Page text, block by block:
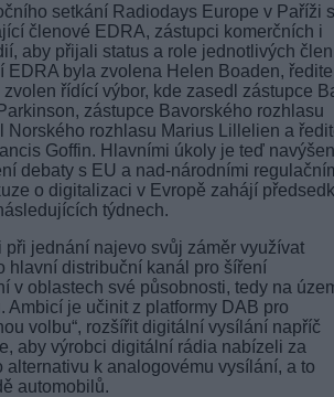
setkání Radiodays Europe v Paříži
členové EDRA, zástupci komerčních i
aby přijali status a role jednotlivých
EDRA byla zvolena Helen Boaden,
řídící výbor, kde zasedl zástupce
zástupce Bavorského rozhlasu
Norského rozhlasu Marius Lillelien a
Goffin. Hlavními úkoly je teď
debaty s EU a nad-národními
o digitalizaci v Evropě zahájí
týdnech.
jednání najevo svůj záměr využívat
hlavní distribuční kanál pro šíření
v oblastech své působnosti, tedy na
Ambicí je učinit z platformy DAB pro
volbu“, rozšířit digitální vysílání napříč
aby výrobci digitální rádia nabízeli za
alternativu k analogovému vysílání, a to
automobilů.